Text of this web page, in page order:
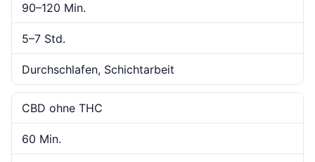
90–120 Min.
5–7 Std.
Durchschlafen, Schichtarbeit
CBD ohne THC
60 Min.